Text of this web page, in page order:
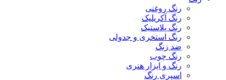
رنگ روغنی
رنگ آکریلیک
رنگ پلاستیک
رنگ استخری و جدولی
ضد زنگ
رنگ چوب
رنگ و ابزار هنری
اسپری رنگ